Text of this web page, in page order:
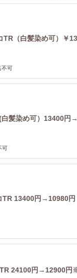
TR（白髪染め可）￥
不可
白髪染め可）13400円
可
TR 13400円→10980円
TR 24100円→12900